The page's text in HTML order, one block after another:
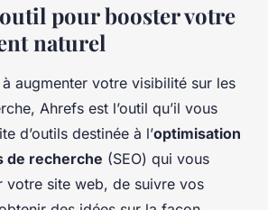
pour booster votre
naturel
augmenter votre visibilité sur les
Ahrefs est l’outil qu’il vous
d’outils destinée à l’optimisation
de recherche (SEO) qui vous
votre site web, de suivre vos